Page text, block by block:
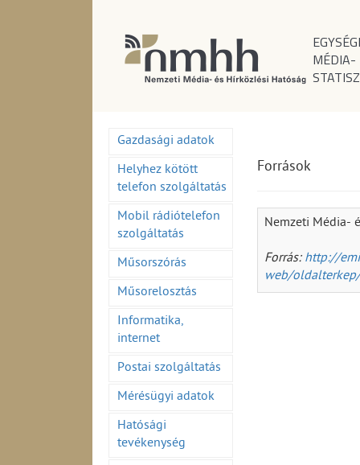
MÉDIA-
Gazdasági adatok
Helyhez kötött
telefon szolgáltatás
Mobil rádiótelefon
szolgáltatás
Műsorszórás
Műsorelosztás
Informatika,
internet
Postai szolgáltatás
Mérésügyi adatok
Hatósági
tevékenység
Források
Nemzeti Média-
Forrás: http://
web/